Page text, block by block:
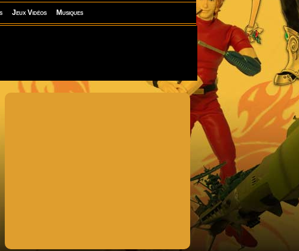
Jeux Vidéos Musiques